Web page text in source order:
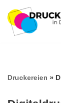
Zum
Inhalt
Druckereien »